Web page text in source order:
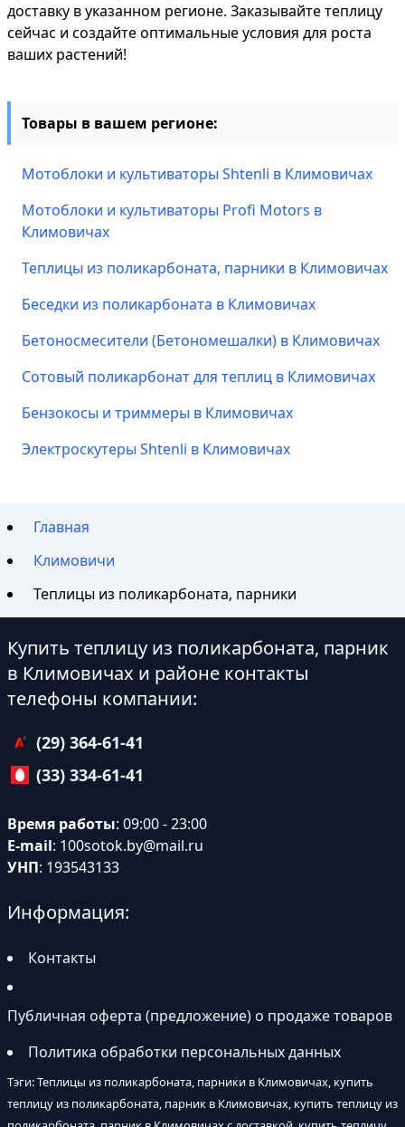
доставку в указанном регионе. Заказывайте теплицу
сейчас и создайте оптимальные условия для роста
ваших растений!
Товары в вашем регионе:
Мотоблоки и культиваторы Shtenli в Климовичах
Мотоблоки и культиваторы Profi Motors в
Климовичах
Теплицы из поликарбоната, парники в Климовичах
Беседки из поликарбоната в Климовичах
Бетоносмесители (Бетономешалки) в Климовичах
Сотовый поликарбонат для теплиц в Климовичах
Бензокосы и триммеры в Климовичах
Электроскутеры Shtenli в Климовичах
Главная
Климовичи
Теплицы из поликарбоната, парники
Купить теплицу из поликарбоната, парник
в Климовичах и районе контакты
телефоны компании:
(29) 364-61-41
(33) 334-61-41
Время работы: 09:00 - 23:00
E-mail: 100sotok.by@mail.ru
УНП: 193543133
Информация:
Контакты
Публичная оферта (предложение) о продаже товаров
Политика обработки персональных данных
Тэги: Теплицы из поликарбоната, парники в Климовичах, купить
теплицу из поликарбоната, парник в Климовичах, купить теплицу из